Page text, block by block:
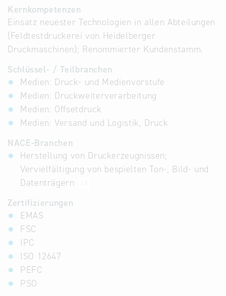
Kernkompetenzen
Einsatz neuester Technologien in allen Abteilungen
(Feldtestdruckerei von Heidelberger
Druckmaschinen); Renommierter Kundenstamm.
Schlüssel- / Teilbranchen
Medien: Druck- und Medienvorstufe
Medien: Druckweiterverarbeitung
Medien: Offsetdruck
Medien: Versand und Logistik, Druck
NACE-Branchen
Herstellung von Druckerzeugnissen;
Vervielfältigung von bespielten Ton-, Bild- und
Datenträgern
Zertifizierungen
EMAS
FSC
IPC
ISO 12647
PEFC
PSO